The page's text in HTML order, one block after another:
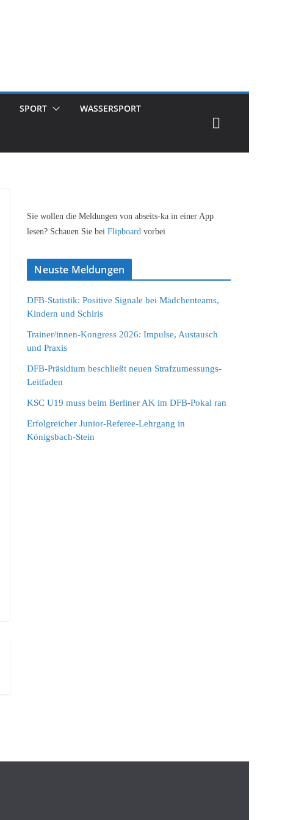
SPORT WASSERSPORT
Sie wollen die Meldungen von abseits-ka in einer App
lesen? Schauen Sie beiFlipboardvorbei
Neuste Meldungen
DFB-Statistik: Positive Signale bei Mädchenteams,
Kindern und Schiris
Trainer/innen-Kongress 2026: Impulse, Austausch
und Praxis
DFB-Präsidium beschließt neuen Strafzumessungs-
Leitfaden
KSC U19 muss beim Berliner AK im DFB-Pokal ran
Erfolgreicher Junior-Referee-Lehrgang in
Königsbach-Stein